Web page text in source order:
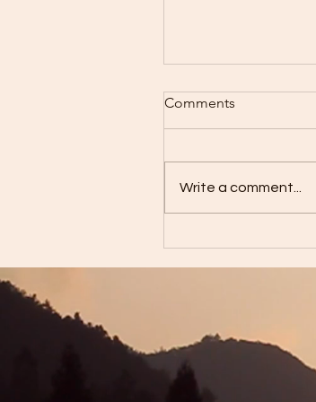
啦！
Comments
Write a comment...